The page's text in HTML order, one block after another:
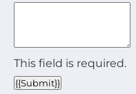
This field is required.
{{Submit}}